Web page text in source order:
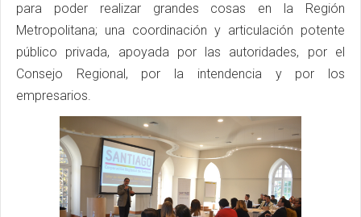
para poder realizar grandes cosas en la Región
Metropolitana; una coordinación y articulación potente
público privada, apoyada por las autoridades, por el
Consejo Regional, por la intendencia y por los
empresarios.